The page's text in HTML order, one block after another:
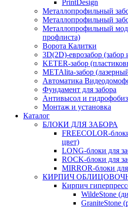
PrintDesign
Металлопрофильный
Металлопрофильный
Металлопрофильный
профлиста)
Ворота Калитки
3D(2D)-еврозабор (забор
KETER-забор
METAlita-забор
Автоматика
Фундамент для забора
Антивысол и
Монтаж и установка
Каталог
БЛОКИ ДЛЯ ЗАБОРА
FREECOLOR-
цвет)
LONG-блоки для
ROCK-блоки для
MIRROR-блоки для
КИРПИЧ
Кирпич
WildeStone
GraniteStone